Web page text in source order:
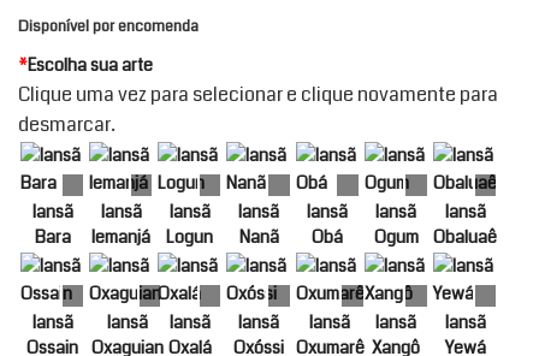
Disponível por encomenda
*Escolha sua arte
Clique uma vez para selecionar e clique novamente para
desmarcar.
Iansã
Bara
Iansã
Iemanjá
Iansã
Logun
Iansã
Nanã
Iansã
Obá
Iansã
Ogum
Iansã
Obaluaê
Iansã
Ossain
Iansã
Oxaguian
Iansã
Oxalá
Iansã
Oxóssi
Iansã
Oxumarê
Iansã
Xangô
Iansã
Yewá